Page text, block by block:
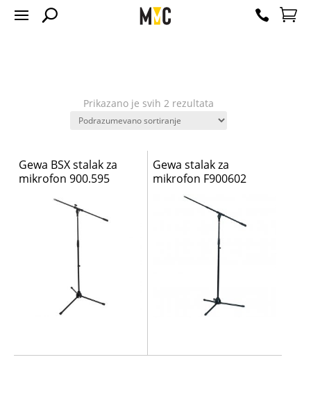
Prikazano je svih 2 rezultata
Gewa BSX stalak za
mikrofon 900.595
Gewa stalak za
mikrofon F900602